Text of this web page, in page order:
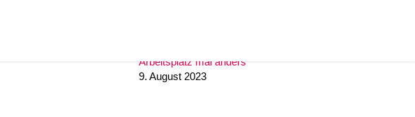
Arbeitsplatz mal anders
9. August 2023